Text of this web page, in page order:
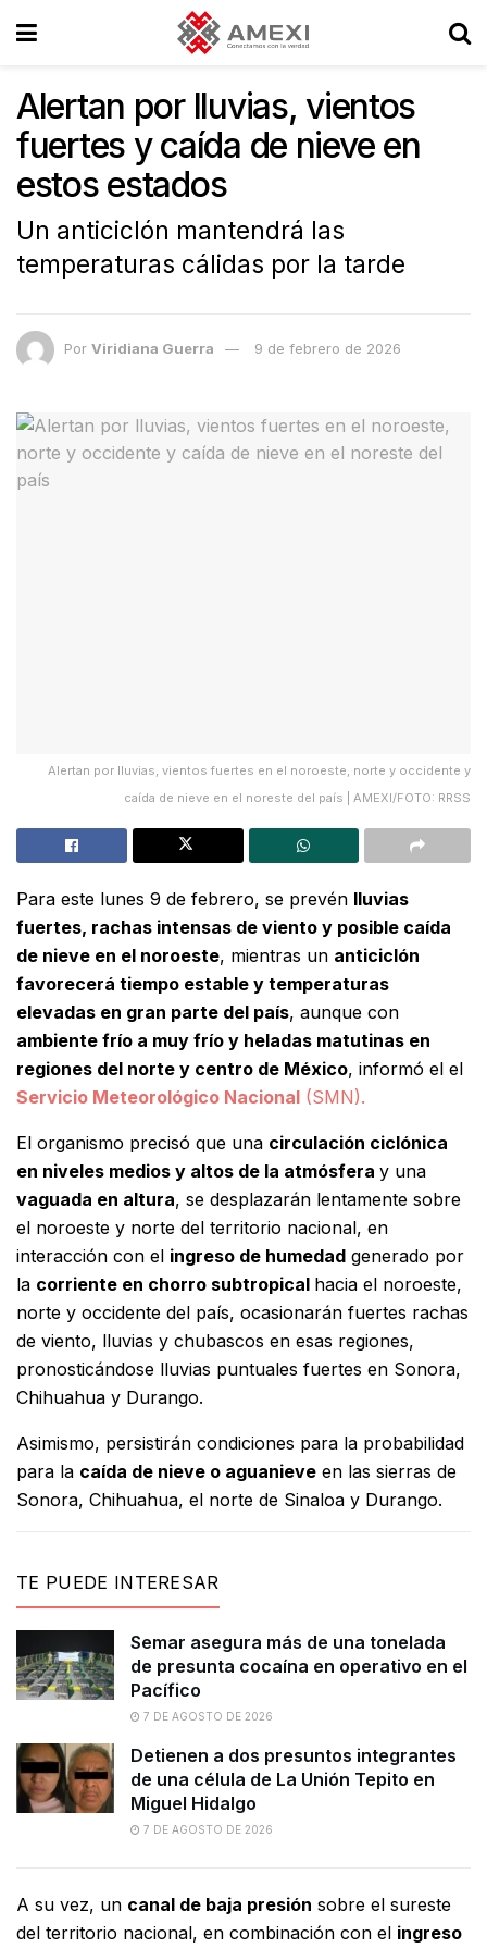
Alertan por lluvias, vientos
fuertes y caída de nieve en
estos estados
Un anticiclón mantendrá las
temperaturas cálidas por la tarde
Por Viridiana Guerra 9 de febrero de 2026
Alertan por lluvias, vientos fuertes en el noroeste, norte y occidente y
caída de nieve en el noreste del país | AMEXI/FOTO: RRSS
Para este lunes 9 de febrero, se prevén lluvias
fuertes, rachas intensas de viento y posible caída
de nieve en el noroeste, mientras un anticiclón
favorecerá tiempo estable y temperaturas
elevadas en gran parte del país, aunque con
ambiente frío a muy frío y heladas matutinas en
regiones del norte y centro de México, informó el el
Servicio Meteorológico Nacional (SMN).
El organismo precisó que una circulación ciclónica
en niveles medios y altos de la atmósfera y una
vaguada en altura, se desplazarán lentamente sobre
el noroeste y norte del territorio nacional, en
interacción con el ingreso de humedad generado por
la corriente en chorro subtropical hacia el noroeste,
norte y occidente del país, ocasionarán fuertes rachas
de viento, lluvias y chubascos en esas regiones,
pronosticándose lluvias puntuales fuertes en Sonora,
Chihuahua y Durango.
Asimismo, persistirán condiciones para la probabilidad
para la caída de nieve o aguanieve en las sierras de
Sonora, Chihuahua, el norte de Sinaloa y Durango.
TE PUEDE INTERESAR
Semar asegura más de una tonelada
de presunta cocaína en operativo en el
Pacífico
7 DE AGOSTO DE 2026
Detienen a dos presuntos integrantes
de una célula de La Unión Tepito en
Miguel Hidalgo
7 DE AGOSTO DE 2026
A su vez, un canal de baja presión sobre el sureste
del territorio nacional, en combinación con el ingreso